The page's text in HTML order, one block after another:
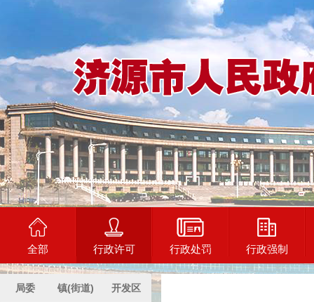
全部 行政许可 行政处罚 行政强制
局委 镇(街道) 开发区